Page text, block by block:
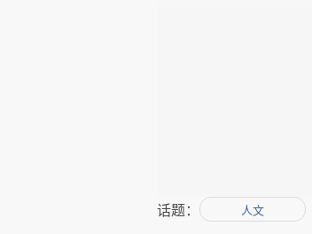
因为，我们都知道，盲
标准」之后「摸着石头
有人疑似把「复兴」搞
话题： 人文